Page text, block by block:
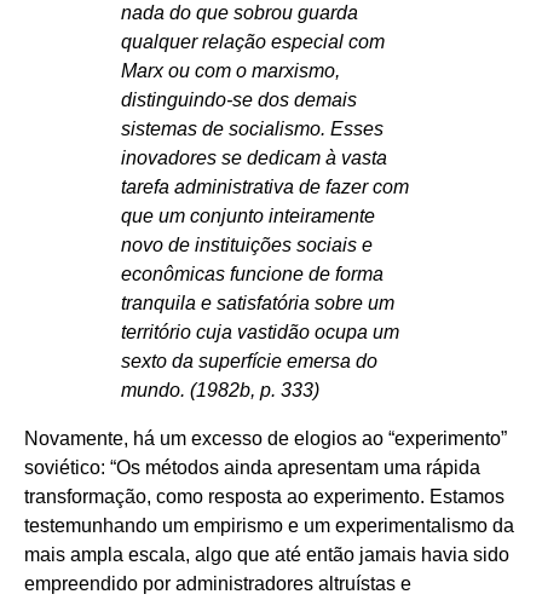
nada do que sobrou guarda
qualquer relação especial com
Marx ou com o marxismo,
distinguindo-se dos demais
sistemas de socialismo. Esses
inovadores se dedicam à vasta
tarefa administrativa de fazer com
que um conjunto inteiramente
novo de instituições sociais e
econômicas funcione de forma
tranquila e satisfatória sobre um
território cuja vastidão ocupa um
sexto da superfície emersa do
mundo. (1982b, p. 333)
Novamente, há um excesso de elogios ao “experimento”
soviético: “Os métodos ainda apresentam uma rápida
transformação, como resposta ao experimento. Estamos
testemunhando um empirismo e um experimentalismo da
mais ampla escala, algo que até então jamais havia sido
empreendido por administradores altruístas e